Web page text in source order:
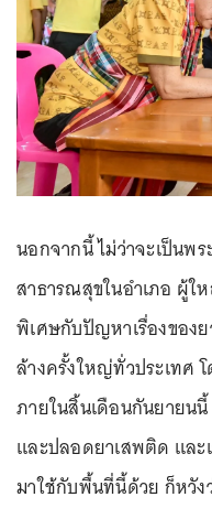
นอกจากนี้ ไม่ว่าจะเป็น
สาธารณสุขในอำเภอ ผู้ใ
พิเศษกับปัญหาเรื่องของย
ล้างครั้งใหญ่ทั่วประเทศ
ภายในสิ้นเดือนกันยายน
และปลอดยาเสพติด และ
มาใช้กับพื้นที่นี้ด้วย ก็หวั